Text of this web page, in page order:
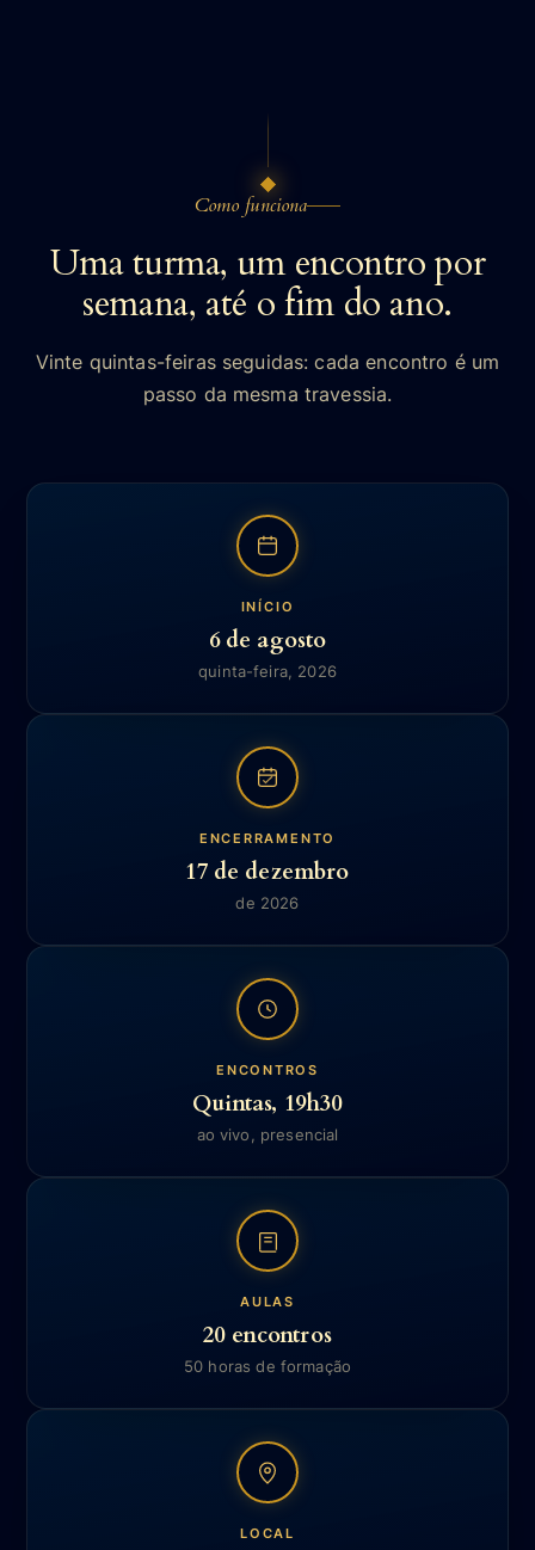
Como funciona
Uma turma, um encontro por
semana, até o fim do ano.
Vinte quintas-feiras seguidas: cada encontro é um
passo da mesma travessia.
INÍCIO
6 de agosto
quinta-feira, 2026
ENCERRAMENTO
17 de dezembro
de 2026
ENCONTROS
Quintas, 19h30
ao vivo, presencial
AULAS
20 encontros
50 horas de formação
LOCAL